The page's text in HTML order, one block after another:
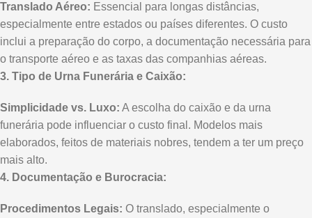
Translado Aéreo: Essencial para longas distâncias,
especialmente entre estados ou países diferentes. O custo
inclui a preparação do corpo, a documentação necessária para
o transporte aéreo e as taxas das companhias aéreas.
3. Tipo de Urna Funerária e Caixão:
Simplicidade vs. Luxo: A escolha do caixão e da urna
funerária pode influenciar o custo final. Modelos mais
elaborados, feitos de materiais nobres, tendem a ter um preço
mais alto.
4. Documentação e Burocracia:
Procedimentos Legais: O translado, especialmente o